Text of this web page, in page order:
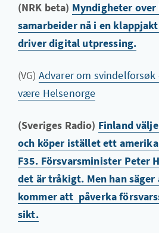
(NRK beta) Myndigheter over
samarbeider nå i en
driver digital utpressing.
(VG) Advarer om svindelforsøk
være Helsenorge
(Sveriges Radio) Finland
och köper istället ett
F35. Försvarsminister Peter
det är tråkigt. Men han
kommer att påverka
sikt.